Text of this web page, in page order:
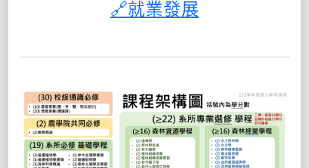
🔗就業發展